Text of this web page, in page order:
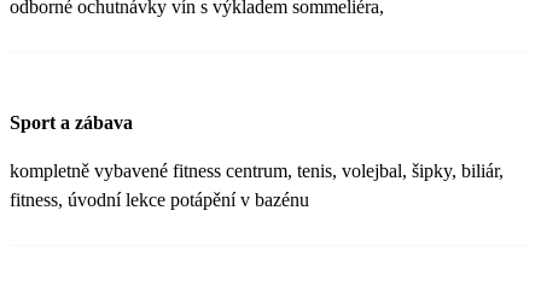
odborné ochutnávky vín s výkladem sommeliéra,
Sport a zábava
kompletně vybavené fitness centrum, tenis, volejbal, šipky, biliár,
fitness, úvodní lekce potápění v bazénu